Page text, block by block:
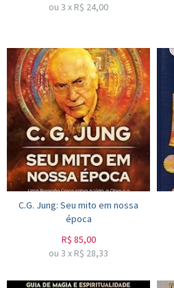
ou 3 x R$ 24,00
C.G. Jung: Seu mito em nossa
época
R$ 85,00
ou 3 x R$ 28,33